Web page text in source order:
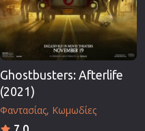
Ghostbusters: Afterlife
(2021)
Φαντασίας Κωμωδίες